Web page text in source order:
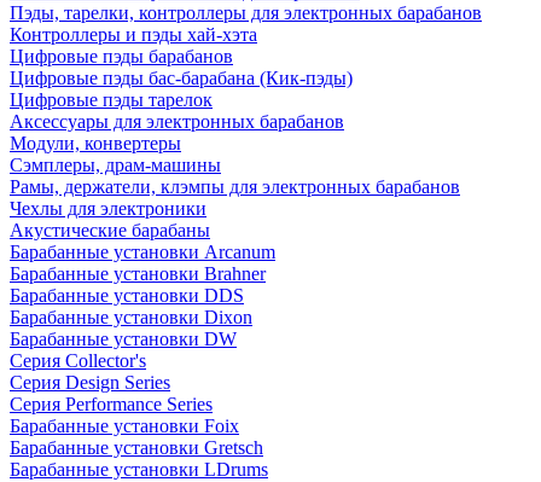
Пэды, тарелки, контроллеры для электронных барабанов
Контроллеры и пэды хай-хэта
Цифровые пэды барабанов
Цифровые пэды бас-барабана (Кик-пэды)
Цифровые пэды тарелок
Аксессуары для электронных барабанов
Модули, конвертеры
Сэмплеры, драм-машины
Рамы, держатели, клэмпы для электронных барабанов
Чехлы для электроники
Акустические барабаны
Барабанные установки Arcanum
Барабанные установки Brahner
Барабанные установки DDS
Барабанные установки Dixon
Барабанные установки DW
Серия Collector's
Серия Design Series
Серия Performance Series
Барабанные установки Foix
Барабанные установки Gretsch
Барабанные установки LDrums